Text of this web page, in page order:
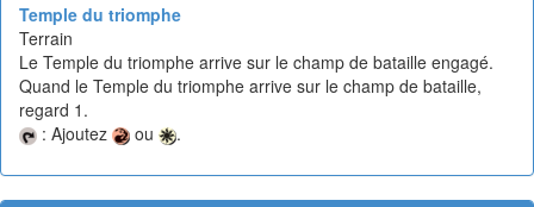
Temple du triomphe
Terrain
Le Temple du triomphe arrive sur le champ de bataille engagé.
Quand le Temple du triomphe arrive sur le champ de bataille,
regard 1.
: Ajoutez
ou .